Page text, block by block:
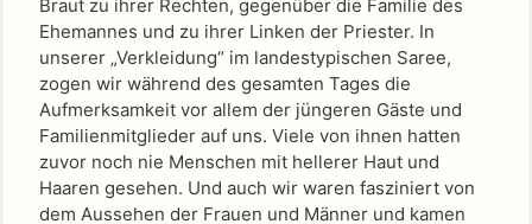
Braut zu ihrer Rechten, gegenüber die Familie des
Ehemannes und zu ihrer Linken der Priester. In
unserer „Verkleidung“ im landestypischen Saree,
zogen wir während des gesamten Tages die
Aufmerksamkeit vor allem der jüngeren Gäste und
Familienmitglieder auf uns. Viele von ihnen hatten
zuvor noch nie Menschen mit hellerer Haut und
Haaren gesehen. Und auch wir waren fasziniert von
dem Aussehen der Frauen und Männer und kamen